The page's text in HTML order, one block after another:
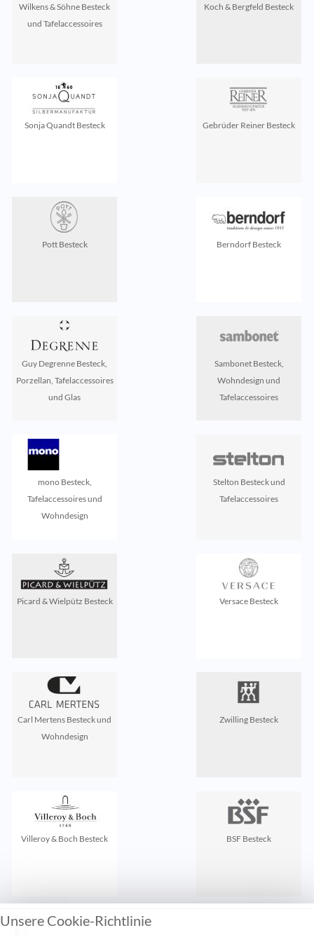
Wilkens & Söhne Besteck
und Tafelaccessoires
Koch & Bergfeld Besteck
Sonja Quandt Besteck Gebrüder Reiner Besteck
Pott Besteck Berndorf Besteck
Guy Degrenne Besteck,
Porzellan, Tafelaccessoires
und Glas
Sambonet Besteck,
Wohndesign und
Tafelaccessoires
mono Besteck,
Tafelaccessoires und
Wohndesign
Stelton Besteck und
Tafelaccessoires
Picard & Wielpütz Besteck Versace Besteck
Carl Mertens Besteck und
Wohndesign
Zwilling Besteck
Villeroy & Boch Besteck BSF Besteck
Zuletzt gesehen:
Unsere Cookie-Richtlinie